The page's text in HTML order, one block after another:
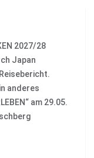
2027/28
Japan
anderes
am 29.05.